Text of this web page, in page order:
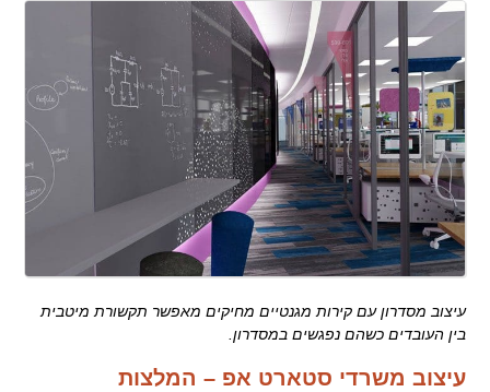
עיצוב מסדרון עם קירות מגנטיים מחיקים מאפשר תקשורת מיטבית
בין העובדים כשהם נפגשים במסדרון.
עיצוב משרדי סטארט אפ – המלצות